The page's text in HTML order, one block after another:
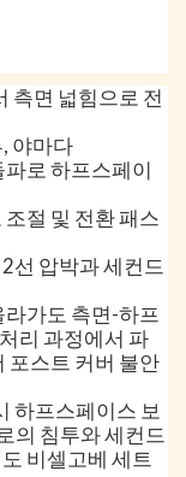
측면 넓힘으로 전
야마다
로 하프스페이
절 및 전환 패스
선 압박과 세컨드
라가도 측면-하프
리 과정에서 파
포스트 커버 불안
하프스페이스 보
의 침투와 세컨드
비셀고베 세트